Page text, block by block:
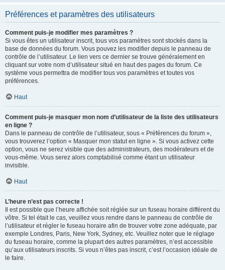
Préférences et paramètres des utilisateurs
Comment puis-je modifier mes paramètres ?
Si vous êtes un utilisateur inscrit, tous vos paramètres sont stockés dans la
base de données du forum. Vous pouvez les modifier depuis le panneau de
contrôle de l’utilisateur. Le lien vers ce dernier se trouve généralement en
cliquant sur votre nom d’utilisateur situé en haut des pages du forum. Ce
système vous permettra de modifier tous vos paramètres et toutes vos
préférences.
Haut
Comment puis-je masquer mon nom d’utilisateur de la liste des utilisateurs
en ligne ?
Dans le panneau de contrôle de l’utilisateur, sous « Préférences du forum »,
vous trouverez l’option « Masquer mon statut en ligne ». Si vous activez cette
option, vous ne serez visible que des administrateurs, des modérateurs et de
vous-même. Vous serez alors comptabilisé comme étant un utilisateur
invisible.
Haut
L’heure n’est pas correcte !
Il est possible que l’heure affichée soit réglée sur un fuseau horaire différent du
vôtre. Si tel était le cas, veuillez vous rendre dans le panneau de contrôle de
l’utilisateur et régler le fuseau horaire afin de trouver votre zone adéquate, par
exemple Londres, Paris, New York, Sydney, etc. Veuillez noter que le réglage
du fuseau horaire, comme la plupart des autres paramètres, n’est accessible
qu’aux utilisateurs inscrits. Si vous n’êtes pas inscrit, c’est l’occasion idéale de
le faire.